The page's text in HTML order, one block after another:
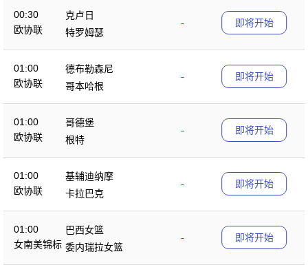
00:30
欧协联
克卢日
-
特罗姆瑟
即将开始
01:00
欧协联
德布勒森尼
-
哥本哈根
即将开始
01:00
欧协联
哥德堡
-
根特
即将开始
01:00
欧协联
基辅迪纳摩
-
卡拉巴克
即将开始
01:00
女南美锦标
巴西女篮
-
委内瑞拉女篮
即将开始